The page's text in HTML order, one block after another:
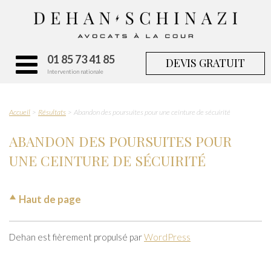
01 85 73 41 85
Intervention nationale
DEVIS GRATUIT
Accueil Résultats Abandon des poursuites pour une ceinture de sécuirité
ABANDON DES POURSUITES POUR
UNE CEINTURE DE SÉCUIRITÉ
Haut de page
Dehan est fièrement propulsé parWordPress